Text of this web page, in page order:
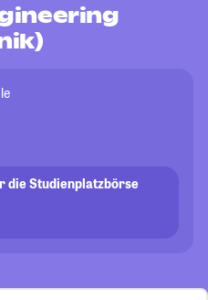
die Studienplatzbörse